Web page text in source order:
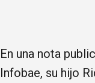
En una nota
Infobae, su hijo